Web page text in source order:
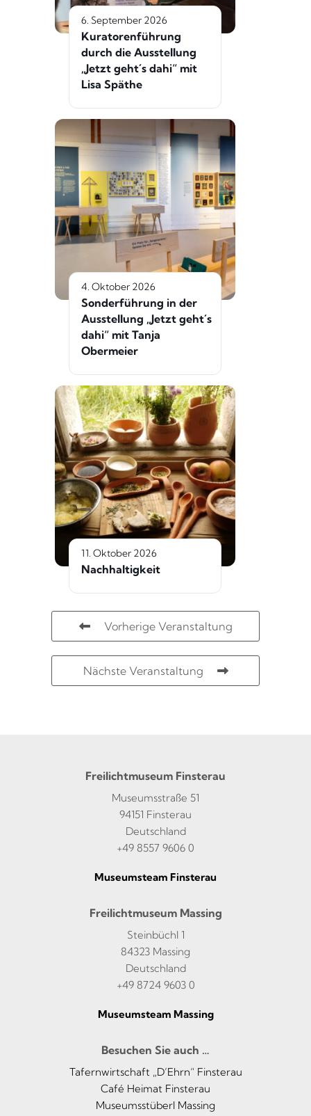
6. September 2026
Kuratorenführung
durch die Ausstellung
„Jetzt geht´s dahi“ mit
Lisa Späthe
4. Oktober 2026
Sonderführung in der
Ausstellung „Jetzt geht´s
dahi“ mit Tanja
Obermeier
11. Oktober 2026
Nachhaltigkeit
Vorherige Veranstaltung
Nächste Veranstaltung
Freilichtmuseum Finsterau
Museumsstraße 51
94151 Finsterau
Deutschland
+49 8557 9606 0
Museumsteam Finsterau
Freilichtmuseum Massing
Steinbüchl 1
84323 Massing
Deutschland
+49 8724 9603 0
Museumsteam Massing
Besuchen Sie auch …
Tafernwirtschaft „D’Ehrn“ Finsterau
Café Heimat Finsterau
Museumsstüberl Massing